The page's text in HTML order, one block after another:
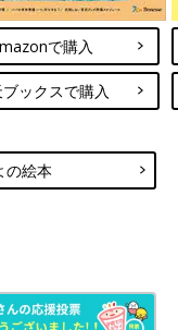
で購入
ックスで購入
の絵本